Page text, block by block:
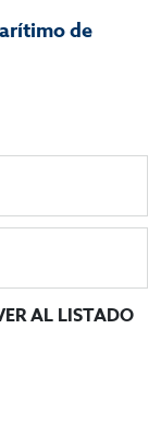
de
AL LISTADO